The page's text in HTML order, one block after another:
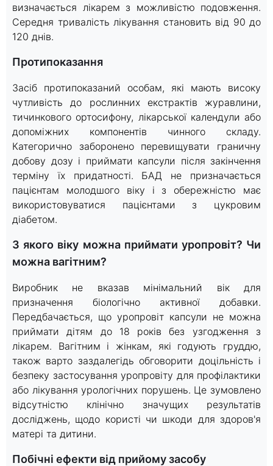
визначається лікарем з можливістю подовження.
Середня тривалість лікування становить від 90 до
120 днів.
Протипоказання
Засіб протипоказаний особам, які мають високу
чутливість до рослинних екстрактів журавлини,
тичинкового ортосифону, лікарської календули або
допоміжних компонентів чинного складу.
Категорично заборонено перевищувати граничну
добову дозу і приймати капсули після закінчення
терміну їх придатності. БАД не призначається
пацієнтам молодшого віку і з обережністю має
використовуватися пацієнтами з цукровим
діабетом.
З якого віку можна приймати уропровіт? Чи
можна вагітним?
Виробник не вказав мінімальний вік для
призначення біологічно активної добавки.
Передбачається, що уропровіт капсули не можна
приймати дітям до 18 років без узгодження з
лікарем. Вагітним і жінкам, які годують груддю,
також варто заздалегідь обговорити доцільність і
безпеку застосування уропровіту для профілактики
або лікування урологічних порушень. Це зумовлено
відсутністю клінічно значущих результатів
досліджень, щодо користі чи шкоди для здоров'я
матері та дитини.
Побічні ефекти від прийому засобу